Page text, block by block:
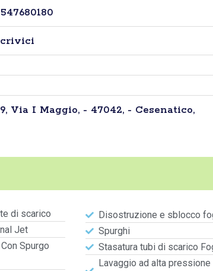
Via I Maggio, - 47042, - Cesenatico,
di scarico
Jet
Spurgo
Disostruzione e sblocco
Spurghi
Stasatura tubi di scarico
Lavaggio ad alta